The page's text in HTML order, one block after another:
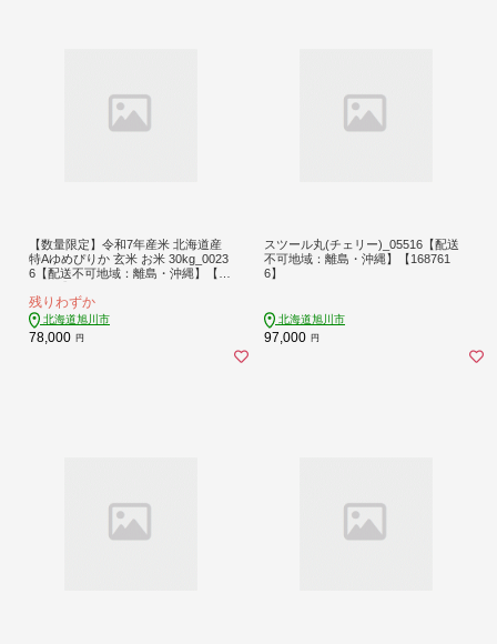
【数量限定】令和7年産米 北海道産
特Aゆめぴりか 玄米 お米 30kg_0023
6【配送不可地域：離島・沖縄】【11
残りわずか
北海道旭川市
78,000 円
スツール丸(チェリー)_05516【配送
不可地域：離島・沖縄】【168761
6】
北海道旭川市
97,000 円